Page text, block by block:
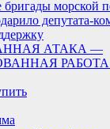
морской
депутата-
АТАКА —